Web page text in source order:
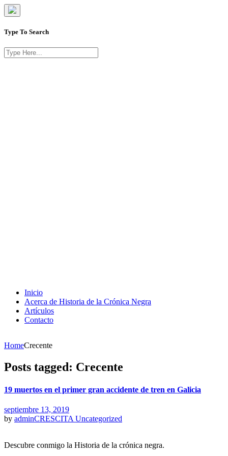
Type To Search
Inicio
Acerca de Historia de la Crónica Negra
Artículos
Contacto
HomeCrecente
Posts tagged: Crecente
19 muertos en el primer gran accidente de tren en Galicia
septiembre 13, 2019
by adminCRESCITA Uncategorized
Descubre conmigo la Historia de la crónica negra.